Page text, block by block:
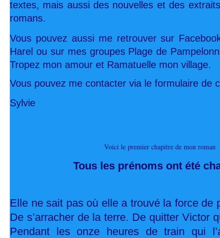
textes, mais aussi des nouvelles et des
romans.
Vous pouvez aussi me retrouver sur
Harel ou sur mes groupes Plage de
Tropez mon amour et Ramatuelle mon village.
Vous pouvez me contacter via le formulaire de
Sylvie
Voici le premier chapitre de mon roman
Tous les prénoms ont été
Elle ne sait pas où elle a trouvé la force de
De s’arracher de la terre. De quitter Victor
Pendant les onze heures de train qui